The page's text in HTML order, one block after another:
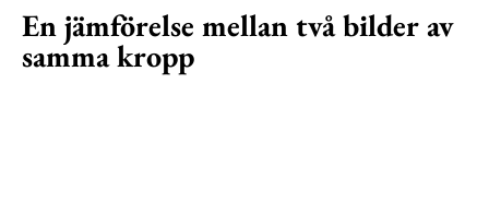
En jämförelse mellan två bilder av
samma kropp